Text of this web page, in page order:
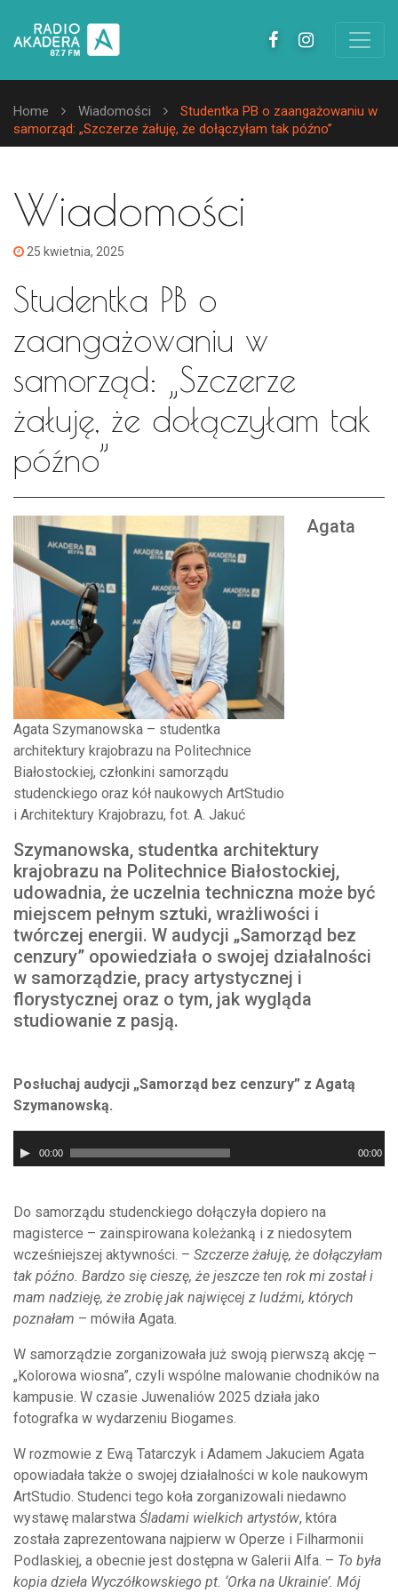
Home Wiadomości
Studentka PB o zaangażowaniu w
samorząd: „Szczerze żałuję, że dołączyłam tak późno”
Wiadomości
25 kwietnia, 2025
Studentka PB o
zaangażowaniu w
samorząd: „Szczerze
żałuję, że dołączyłam tak
późno”
Agata Szymanowska – studentka
architektury krajobrazu na Politechnice
Białostockiej, członkini samorządu
studenckiego oraz kół naukowych ArtStudio
i Architektury Krajobrazu, fot. A. Jakuć
Agata
Szymanowska, studentka architektury
krajobrazu na Politechnice Białostockiej,
udowadnia, że uczelnia techniczna może być
miejscem pełnym sztuki, wrażliwości i
twórczej energii. W audycji „Samorząd bez
cenzury” opowiedziała o swojej działalności
w samorządzie, pracy artystycznej i
florystycznej oraz o tym, jak wygląda
studiowanie z pasją.
Posłuchaj audycji „Samorząd bez cenzury” z Agatą
Szymanowską.
plików00:00 00:00
Do samorządu studenckiego dołączyła dopiero na
magisterce – zainspirowana koleżanką i z niedosytem
wcześniejszej aktywności. – Szczerze żałuję, że dołączyłam
tak późno. Bardzo się cieszę, że jeszcze ten rok mi został i
mam nadzieję, że zrobię jak najwięcej z ludźmi, których
poznałam – mówiła Agata.
W samorządzie zorganizowała już swoją pierwszą akcję –
„Kolorowa wiosna”, czyli wspólne malowanie chodników na
kampusie. W czasie Juwenaliów 2025 działa jako
fotografka w wydarzeniu Biogames.
W rozmowie z Ewą Tatarczyk i Adamem Jakuciem Agata
opowiadała także o swojej działalności w kole naukowym
ArtStudio. Studenci tego koła zorganizowali niedawno
wystawę malarstwa Śladami wielkich artystów, która
została zaprezentowana najpierw w Operze i Filharmonii
Podlaskiej, a obecnie jest dostępna w Galerii Alfa. – To była
kopia dzieła Wyczółkowskiego pt. ‘Orka na Ukrainie’. Mój